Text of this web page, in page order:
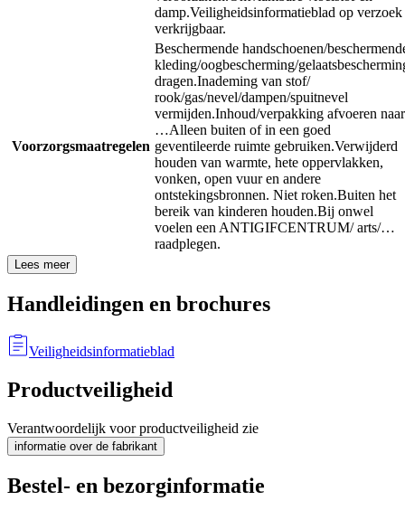
damp.Veiligheidsinformatieblad op verzoek
verkrijgbaar.
Voorzorgsmaatregelen
Beschermende handschoenen/
kleding/oogbescherming/
dragen.Inademing van stof/
rook/gas/nevel/dampen/spuitnevel
vermijden.Inhoud/verpakking afvoeren naar
…Alleen buiten of in een goed
geventileerde ruimte gebruiken.Verwijderd
houden van warmte, hete oppervlakken,
vonken, open vuur en andere
ontstekingsbronnen. Niet roken.Buiten het
bereik van kinderen houden.Bij onwel
voelen een ANTIGIFCENTRUM/ arts/…
raadplegen.
Lees meer
Handleidingen en brochures
Veiligheidsinformatieblad
Productveiligheid
Verantwoordelijk voor productveiligheid zie
informatie over de fabrikant
Bestel- en bezorginformatie